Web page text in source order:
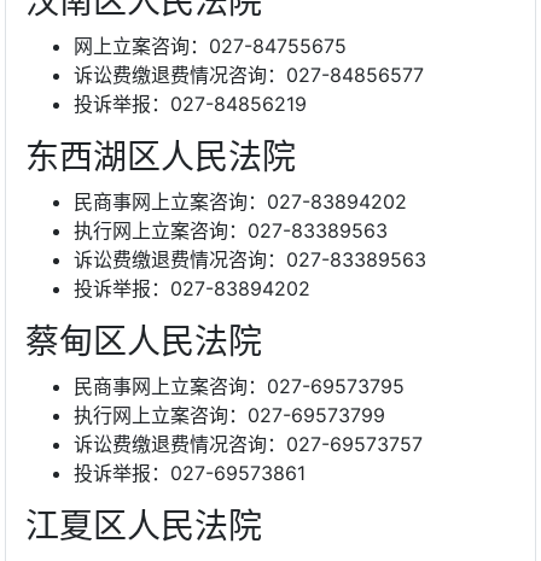
网上立案咨询：027-84755675
诉讼费缴退费情况咨询：027-84856577
投诉举报：027-84856219
东西湖区人民法院
民商事网上立案咨询：027-83894202
执行网上立案咨询：027-83389563
诉讼费缴退费情况咨询：027-83389563
投诉举报：027-83894202
蔡甸区人民法院
民商事网上立案咨询：027-69573795
执行网上立案咨询：027-69573799
诉讼费缴退费情况咨询：027-69573757
投诉举报：027-69573861
江夏区人民法院